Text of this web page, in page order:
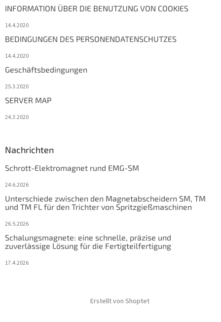
INFORMATION ÜBER DIE BENUTZUNG VON COOKIES
14.4.2020
BEDINGUNGEN DES PERSONENDATENSCHUTZES
14.4.2020
Geschäftsbedingungen
25.3.2020
SERVER MAP
24.3.2020
Nachrichten
Schrott-Elektromagnet rund EMG-SM
24.6.2026
Unterschiede zwischen den Magnetabscheidern SM, TM
und TM FL für den Trichter von Spritzgießmaschinen
26.5.2026
Schalungsmagnete: eine schnelle, präzise und
zuverlässige Lösung für die Fertigteilfertigung
17.4.2026
Erstellt von Shoptet